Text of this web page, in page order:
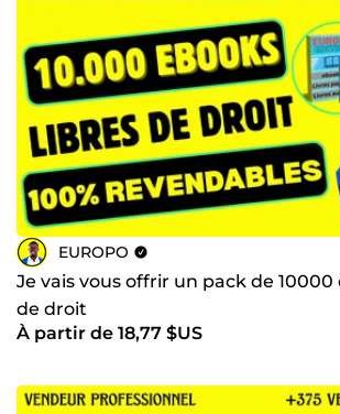
EUROPO
Je vais vous offrir un pack de 10000
de droit
À partir de 18,77 $US